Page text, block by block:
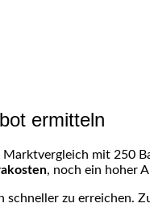
ermitteln
mit 250
, noch ein hoher
zu erreichen.